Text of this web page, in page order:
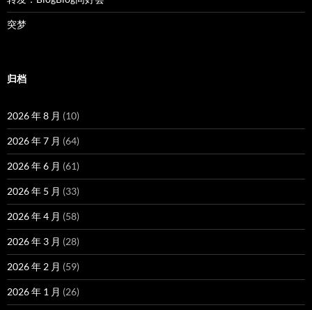
突梦
归档
2026 年 8 月 (10)
2026 年 7 月 (64)
2026 年 6 月 (61)
2026 年 5 月 (33)
2026 年 4 月 (58)
2026 年 3 月 (28)
2026 年 2 月 (59)
2026 年 1 月 (26)